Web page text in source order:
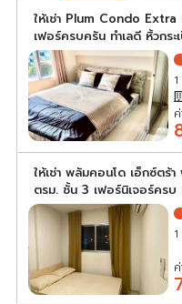
ให้เช่า Plum Condo
เฟอร์ครบครัน ทำเลดี หิ้วกระ
ให้เช่า พลัมคอนโด เอ็กซ์ตร้า
ตรม. ชั้น 3 เฟอร์นิเจอร์ครบ